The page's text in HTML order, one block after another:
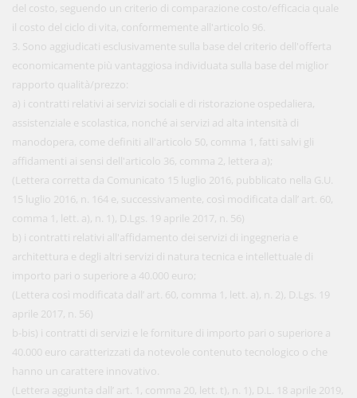
del costo, seguendo un criterio di comparazione costo/efficacia quale
il costo del ciclo di vita, conformemente all'articolo 96.
3. Sono aggiudicati esclusivamente sulla base del criterio dell'offerta
economicamente più vantaggiosa individuata sulla base del miglior
rapporto qualità/prezzo:
a) i contratti relativi ai servizi sociali e di ristorazione ospedaliera,
assistenziale e scolastica, nonché ai servizi ad alta intensità di
manodopera, come definiti all'articolo 50, comma 1, fatti salvi gli
affidamenti ai sensi dell'articolo 36, comma 2, lettera a);
(Lettera corretta da Comunicato 15 luglio 2016, pubblicato nella G.U.
15 luglio 2016, n. 164 e, successivamente, così modificata dall’ art. 60,
comma 1, lett. a), n. 1), D.Lgs. 19 aprile 2017, n. 56)
b) i contratti relativi all'affidamento dei servizi di ingegneria e
architettura e degli altri servizi di natura tecnica e intellettuale di
importo pari o superiore a 40.000 euro;
(Lettera così modificata dall’ art. 60, comma 1, lett. a), n. 2), D.Lgs. 19
aprile 2017, n. 56)
b-bis) i contratti di servizi e le forniture di importo pari o superiore a
40.000 euro caratterizzati da notevole contenuto tecnologico o che
hanno un carattere innovativo.
(Lettera aggiunta dall’ art. 1, comma 20, lett. t), n. 1), D.L. 18 aprile 2019,